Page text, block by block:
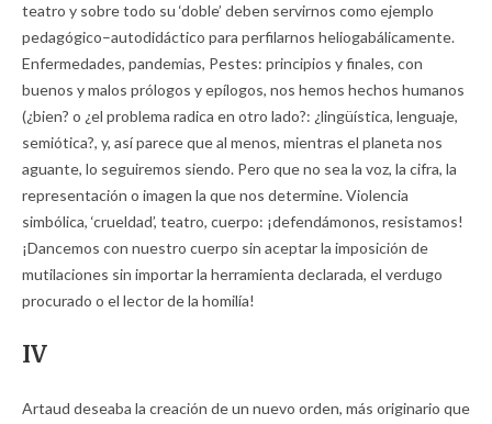
teatro y sobre todo su ‘doble’ deben servirnos como ejemplo
pedagógico–autodidáctico para perfilarnos heliogabálicamente.
Enfermedades, pandemias, Pestes: principios y finales, con
buenos y malos prólogos y epílogos, nos hemos hechos humanos
(¿bien? o ¿el problema radica en otro lado?: ¿lingüística, lenguaje,
semiótica?, y, así parece que al menos, mientras el planeta nos
aguante, lo seguiremos siendo. Pero que no sea la voz, la cifra, la
representación o imagen la que nos determine. Violencia
simbólica, ‘crueldad’, teatro, cuerpo: ¡defendámonos, resistamos!
¡Dancemos con nuestro cuerpo sin aceptar la imposición de
mutilaciones sin importar la herramienta declarada, el verdugo
procurado o el lector de la homilía!
IV
Artaud deseaba la creación de un nuevo orden, más originario que